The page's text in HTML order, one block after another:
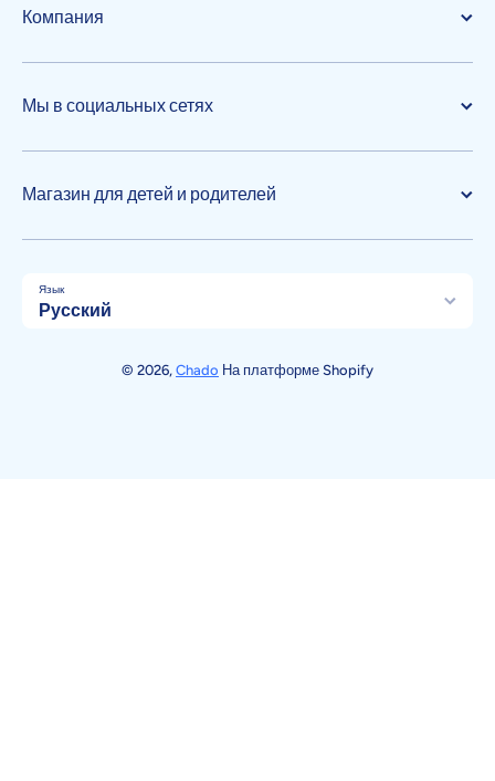
Компания
Мы в социальных сетях
Магазин для детей и родителей
Язык
Русский
© 2026, Chado На платформе Shopify